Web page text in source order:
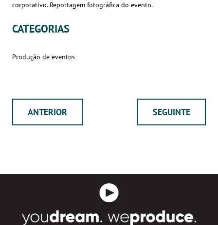
corporativo. Reportagem fotográfica do evento.
CATEGORIAS
Produção de eventos
ANTERIOR SEGUINTE